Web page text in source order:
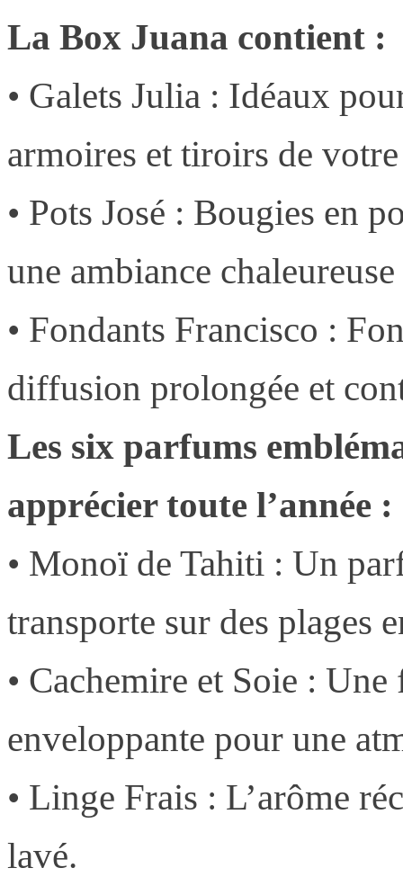
La Box Juana contient :
• Galets Julia : Idéaux
armoires et tiroirs de
• Pots José : Bougies en
une ambiance
• Fondants Francisco :
diffusion prolongée et
Les six parfums
apprécier toute l’année :
• Monoï de Tahiti : Un
transporte sur des plages
• Cachemire et Soie :
enveloppante pour une
• Linge Frais : L’arôme
lavé.